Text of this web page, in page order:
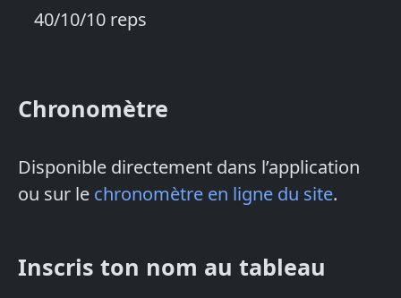
40/10/10 reps
Chronomètre
Disponible directement dans l’application
ou sur le chronomètre en ligne du site.
Inscris ton nom au tableau